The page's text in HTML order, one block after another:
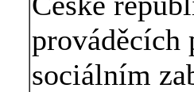
prováděcích
sociálním